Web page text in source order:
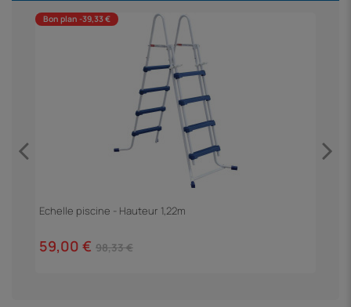
Bon plan -39,33 €
Echelle piscine - Hauteur 1,22m
59,00 € 98,33 €